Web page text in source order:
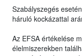
Szabályszegés
háruló kockázattal
Az EFSA értékelése
élelmiszerekben